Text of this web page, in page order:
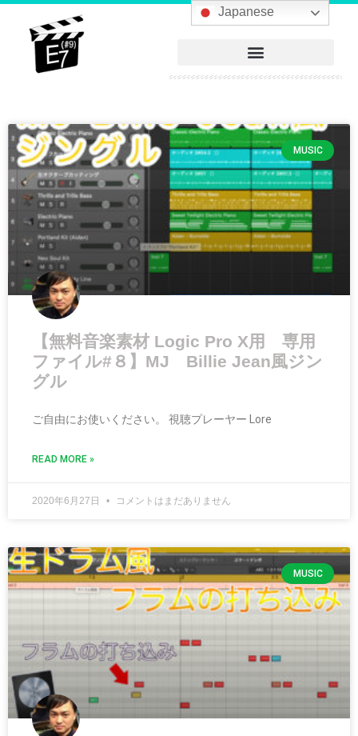
MUSIC
【無料音楽素材 Logic Pro X用 専用
ファイル#８】MJ Billie Jean風ジン
グル
ご自由にお使いください。 視聴プレーヤー Lore
READ MORE »
2020年6月27日 コメントはまだありません
MUSIC
Japanese